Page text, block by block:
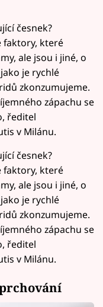
česnek?
faktory, které
ale jsou i jiné, o
je rychlé
zkonzumujeme.
zápachu se
ředitel
v Milánu.
česnek?
faktory, které
ale jsou i jiné, o
je rychlé
zkonzumujeme.
zápachu se
ředitel
v Milánu.